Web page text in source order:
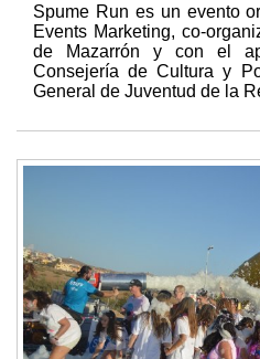
Spume Run es un evento
Events Marketing, co-
de Mazarrón y con el
Consejería de Cultura y
General de Juventud de la